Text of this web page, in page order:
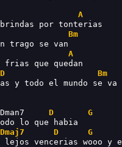
A
brindas por tonterias
Bm
trago se van
A
frias que quedan
D
Bm
y todo el mundo se va
D
G
lo que habia
Dmaj7 D
G
lejos vencerias wooo y